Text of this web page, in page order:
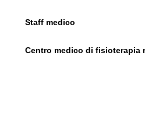
Staff medico
Centro medico di fisioterapia